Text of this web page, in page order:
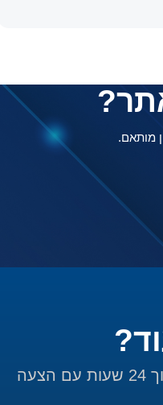
מותאם.
השאירו פרטים ונחזור אליכם תוך 24 שעות עם הצעה